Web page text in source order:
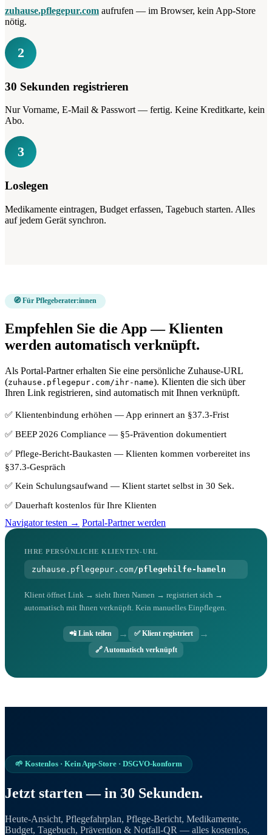
zuhause.pflegepur.com aufrufen — im Browser, kein App-Store
nötig.
2
30 Sekunden registrieren
Nur Vorname, E-Mail & Passwort — fertig. Keine Kreditkarte, kein
Abo.
3
Loslegen
Medikamente eintragen, Budget erfassen, Tagebuch starten. Alles
auf jedem Gerät synchron.
🧭 Für Pflegeberater:innen
Empfehlen Sie die App — Klienten
werden automatisch verknüpft.
Als Portal-Partner erhalten Sie eine persönliche Zuhause-URL
(zuhause.pflegepur.com/ihr-name). Klienten die sich über
Ihren Link registrieren, sind automatisch mit Ihnen verknüpft.
✅ Klientenbindung erhöhen — App erinnert an §37.3-Frist
✅ BEEP 2026 Compliance — §5-Prävention dokumentiert
✅ Pflege-Bericht-Baukasten — Klienten kommen vorbereitet ins
§37.3-Gespräch
✅ Kein Schulungsaufwand — Klient startet selbst in 30 Sek.
✅ Dauerhaft kostenlos für Ihre Klienten
Navigator testen → Portal-Partner werden
IHRE PERSÖNLICHE KLIENTEN-URL
zuhause.pflegepur.com/pflegehilfe-hameln
Klient öffnet Link → sieht Ihren Namen → registriert sich →
automatisch mit Ihnen verknüpft. Kein manuelles Einpflegen.
📲 Link teilen → ✅ Klient registriert →
🔗 Automatisch verknüpft
🌱 Kostenlos · Kein App-Store · DSGVO-konform
Jetzt starten — in 30 Sekunden.
Heute-Ansicht, Pflegefahrplan, Pflege-Bericht, Medikamente,
Budget, Tagebuch, Prävention & Notfall-QR — alles kostenlos,